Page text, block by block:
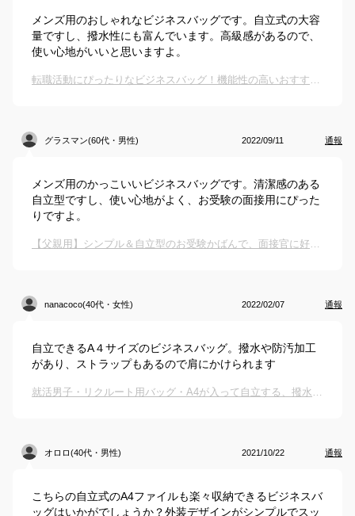
メンズ用のおしゃれなビジネスバッグです。自立式の大容
量ですし、撥水性にも富んでいます。高級感があるので、
使い心地がいいと思いますよ。
転職活動にぴったりなビジネスバッグ！機能性の高いおすすめは？
グラスマン(60代・男性) 2022/09/11 通報
メンズ用のかっこいいビジネスバッグです。清潔感のある
自立型ですし、使い心地がよく、お受験の面接用にぴった
りですよ。
【父親用】シンプル＆自立型のお受験かばんで、面接官に好印象のおすすめは？
nanacoco(40代・女性) 2022/02/07 通報
自立できるA４サイズのビジネスバッグ。撥水や防汚加工
があり、ストラップもあるので肩にかけられます
就活男子・リクルート用バッグ・A4が入って自立する、撥水防水メンズビジネスバッグのおすすめは？
オロロ(40代・男性) 2021/10/22 通報
こちらの自立式のA4ファイルも楽々収納できるビジネスバ
ッグはいかがでしょうか？外装デザインがシンプルでスッ